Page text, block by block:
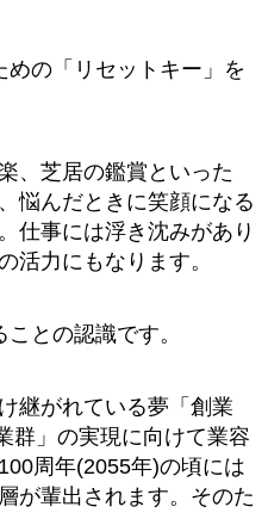
の「リセットキー」を
、芝居の鑑賞といった
悩んだときに笑顔になる
仕事には浮き沈みがあり
活力にもなります。
との認識です。
継がれている夢「創業
群」の実現に向けて業容
周年(2055年)の頃には
が輩出されます。そのた